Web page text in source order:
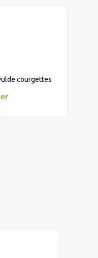
courgettes